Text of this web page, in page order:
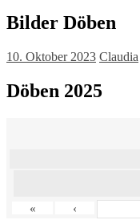
Bilder Döben
10. Oktober 2023 Claudia
Döben 2025
« ‹